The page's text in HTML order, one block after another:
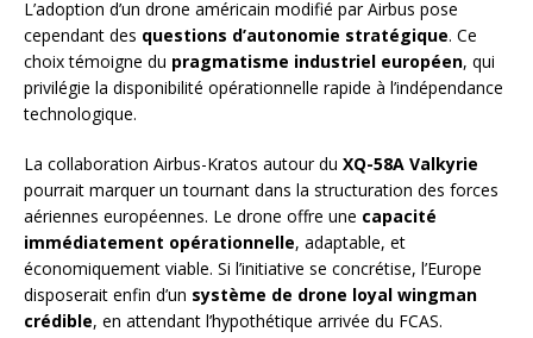
L’adoption d’un drone américain modifié par Airbus pose
cependant des questions d’autonomie stratégique. Ce
choix témoigne du pragmatisme industriel européen, qui
privilégie la disponibilité opérationnelle rapide à l’indépendance
technologique.
La collaboration Airbus-Kratos autour du XQ-58A Valkyrie
pourrait marquer un tournant dans la structuration des forces
aériennes européennes. Le drone offre une capacité
immédiatement opérationnelle, adaptable, et
économiquement viable. Si l’initiative se concrétise, l’Europe
disposerait enfin d’un système de drone loyal wingman
crédible, en attendant l’hypothétique arrivée du FCAS.